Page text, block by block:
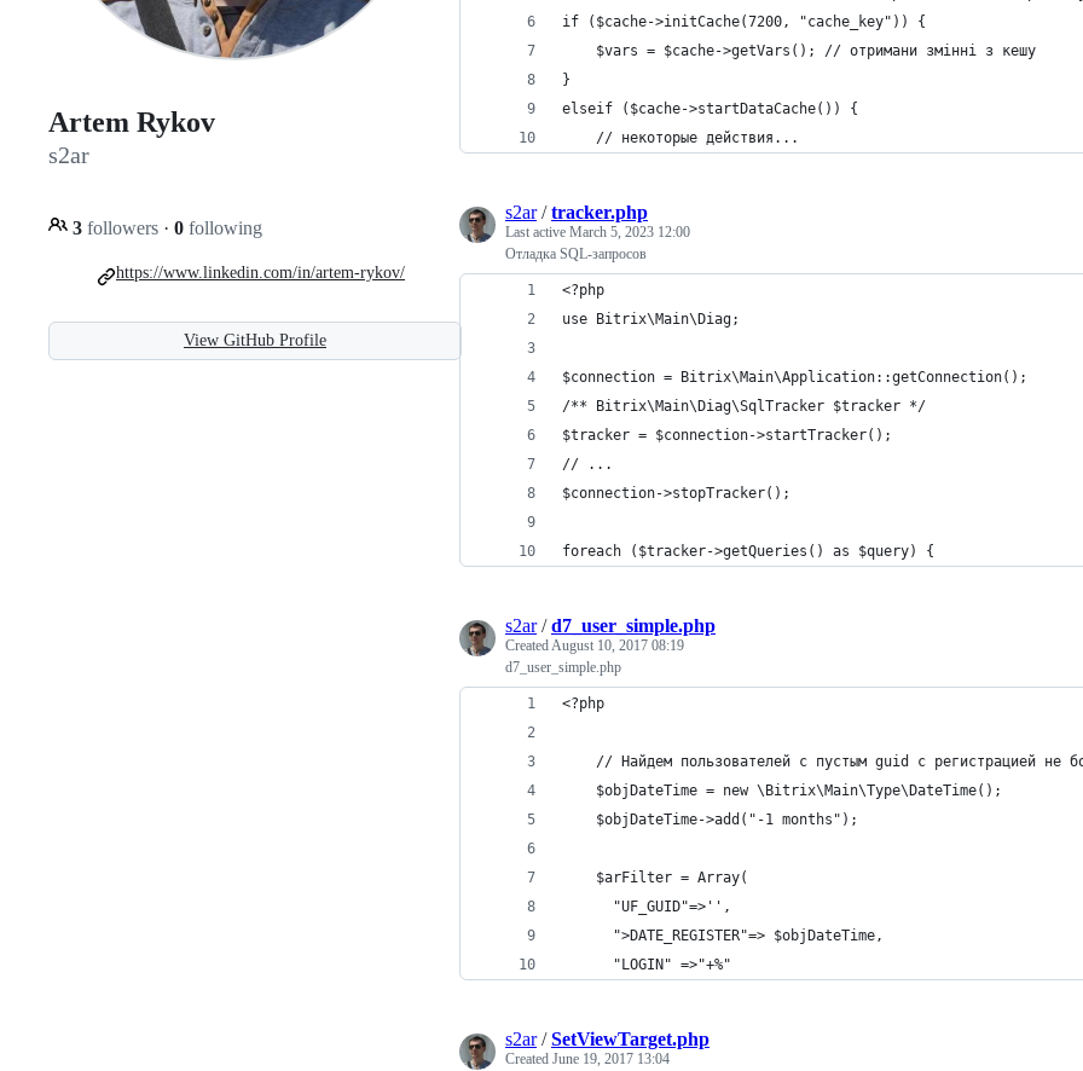
Artem Rykov
s2ar
3 followers · 0 following
https://www.linkedin.com/in/artem-rykov/
View GitHub Profile
if ($cache->initCache(7200, "cache_key")) {
    $vars = $cache->getVars(); // отримани змінні з кешу
}
elseif ($cache->startDataCache()) {
    // некоторые действия...
s2ar/tracker.php
Last active March 5, 2023 12:00
Отладка SQL-запросов
<?php
use Bitrix\Main\Diag;
$connection = Bitrix\Main\Application::getConnection();
/** Bitrix\Main\Diag\SqlTracker $tracker */
$tracker = $connection->startTracker();
// ...
$connection->stopTracker();
foreach ($tracker->getQueries() as $query) {
s2ar/d7_user_simple.php
CreatedAugust 10, 2017 08:19
d7_user_simple.php
<?php
// Найдем пользователей с пустым guid с регистрацией не
    $objDateTime = new \Bitrix\Main\Type\DateTime();
    $objDateTime->add("-1 months");
    $arFilter = Array(
      "UF_GUID"=>'',
      ">DATE_REGISTER"=> $objDateTime,
      "LOGIN" =>"+%"
s2ar/SetViewTarget.php
Created June 19, 2017 13:04